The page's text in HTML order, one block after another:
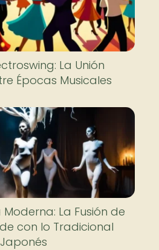
La Unión
Épocas Musicales
La Fusión de
con lo Tradicional
Japonés